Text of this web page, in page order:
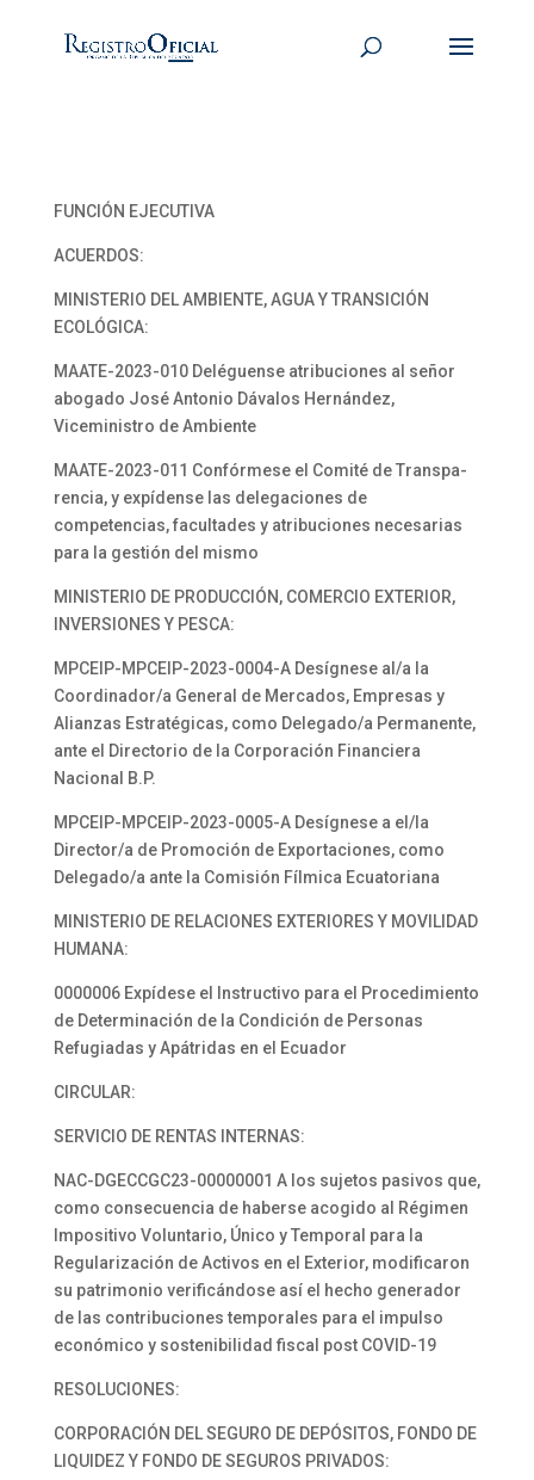
FUNCIÓN EJECUTIVA
ACUERDOS:
MINISTERIO DEL AMBIENTE, AGUA Y TRANSICIÓN
ECOLÓGICA:
MAATE-2023-010 Deléguense atribuciones al señor
abogado José Antonio Dávalos Hernández,
Viceministro de Ambiente
MAATE-2023-011 Confórmese el Comité de Transpa-
rencia, y expídense las delegaciones de
competencias, facultades y atribuciones necesarias
para la gestión del mismo
MINISTERIO DE PRODUCCIÓN, COMERCIO EXTERIOR,
INVERSIONES Y PESCA:
MPCEIP-MPCEIP-2023-0004-A Desígnese al/a la
Coordinador/a General de Mercados, Empresas y
Alianzas Estratégicas, como Delegado/a Permanente,
ante el Directorio de la Corporación Financiera
Nacional B.P.
MPCEIP-MPCEIP-2023-0005-A Desígnese a el/la
Director/a de Promoción de Exportaciones, como
Delegado/a ante la Comisión Fílmica Ecuatoriana
MINISTERIO DE RELACIONES EXTERIORES Y MOVILIDAD
HUMANA:
0000006 Expídese el Instructivo para el Procedimiento
de Determinación de la Condición de Personas
Refugiadas y Apátridas en el Ecuador
CIRCULAR:
SERVICIO DE RENTAS INTERNAS:
NAC-DGECCGC23-00000001 A los sujetos pasivos que,
como consecuencia de haberse acogido al Régimen
Impositivo Voluntario, Único y Temporal para la
Regularización de Activos en el Exterior, modificaron
su patrimonio verificándose así el hecho generador
de las contribuciones temporales para el impulso
económico y sostenibilidad fiscal post COVID-19
RESOLUCIONES:
CORPORACIÓN DEL SEGURO DE DEPÓSITOS, FONDO DE
LIQUIDEZ Y FONDO DE SEGUROS PRIVADOS: